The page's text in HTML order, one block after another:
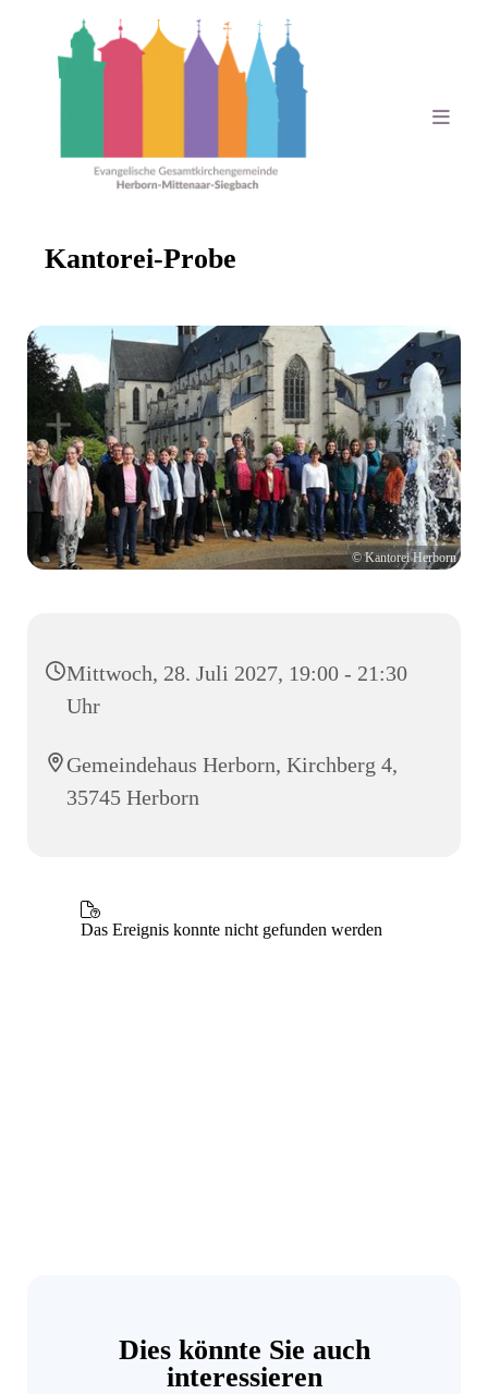
Kantorei-Probe
© Kantorei Herborn
Mittwoch, 28. Juli 2027, 19:00 - 21:30
Uhr
Gemeindehaus Herborn, Kirchberg 4,
35745 Herborn
Dies könnte Sie auch
interessieren